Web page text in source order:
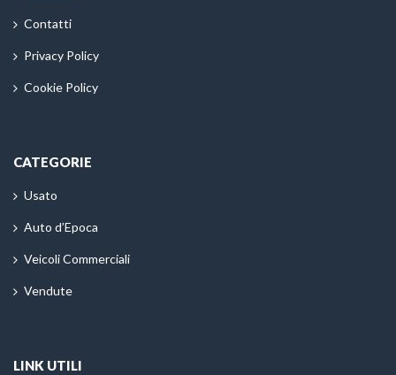
Contatti
Privacy Policy
Cookie Policy
CATEGORIE
Usato
Auto d’Epoca
Veicoli Commerciali
Vendute
LINK UTILI